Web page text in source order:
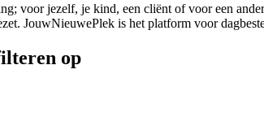
voor jezelf, je kind, een cliënt of voor een
JouwNieuwePlek is het platform voor
op